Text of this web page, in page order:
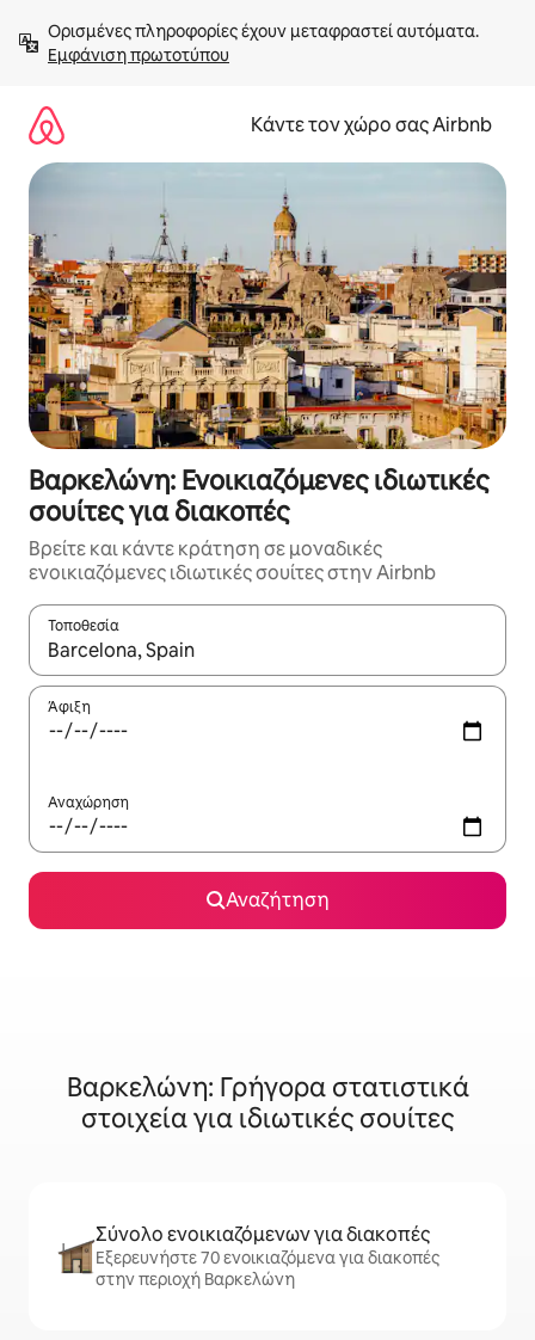
στο
περιεχόμενοΕμφάνιση πρωτοτύπου
Κάντε τον χώρο σας Airbnb
Βαρκελώνη: Ενοικιαζόμενες ιδιωτικές
σουίτες για διακοπές
Βρείτε και κάντε κράτηση σε μοναδικές
ενοικιαζόμενες ιδιωτικές σουίτες στην Airbnb
Τοποθεσία
Όταν τα αποτελέσματα είναι διαθέσιμα, μπορείτε να
Άφιξη
Αναχώρηση
Αναζήτηση
Βαρκελώνη: Γρήγορα στατιστικά
στοιχεία για ιδιωτικές σουίτες
Σύνολο ενοικιαζόμενων για διακοπές
Εξερευνήστε 70 ενοικιαζόμενα για διακοπές
στην περιοχή Βαρκελώνη